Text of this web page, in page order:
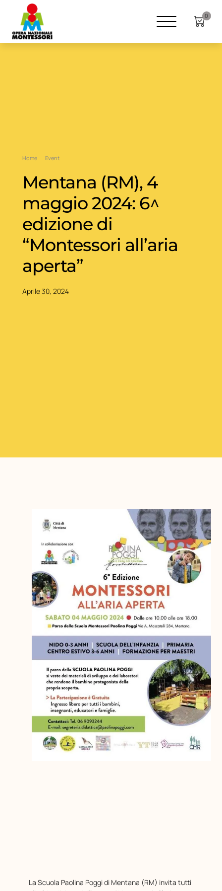
0
Home Event
Mentana (RM), 4
maggio 2024: 6^
edizione di
“Montessori all’aria
aperta”
Aprile 30, 2024
La Scuola Paolina Poggi di Mentana (RM) invita tutti